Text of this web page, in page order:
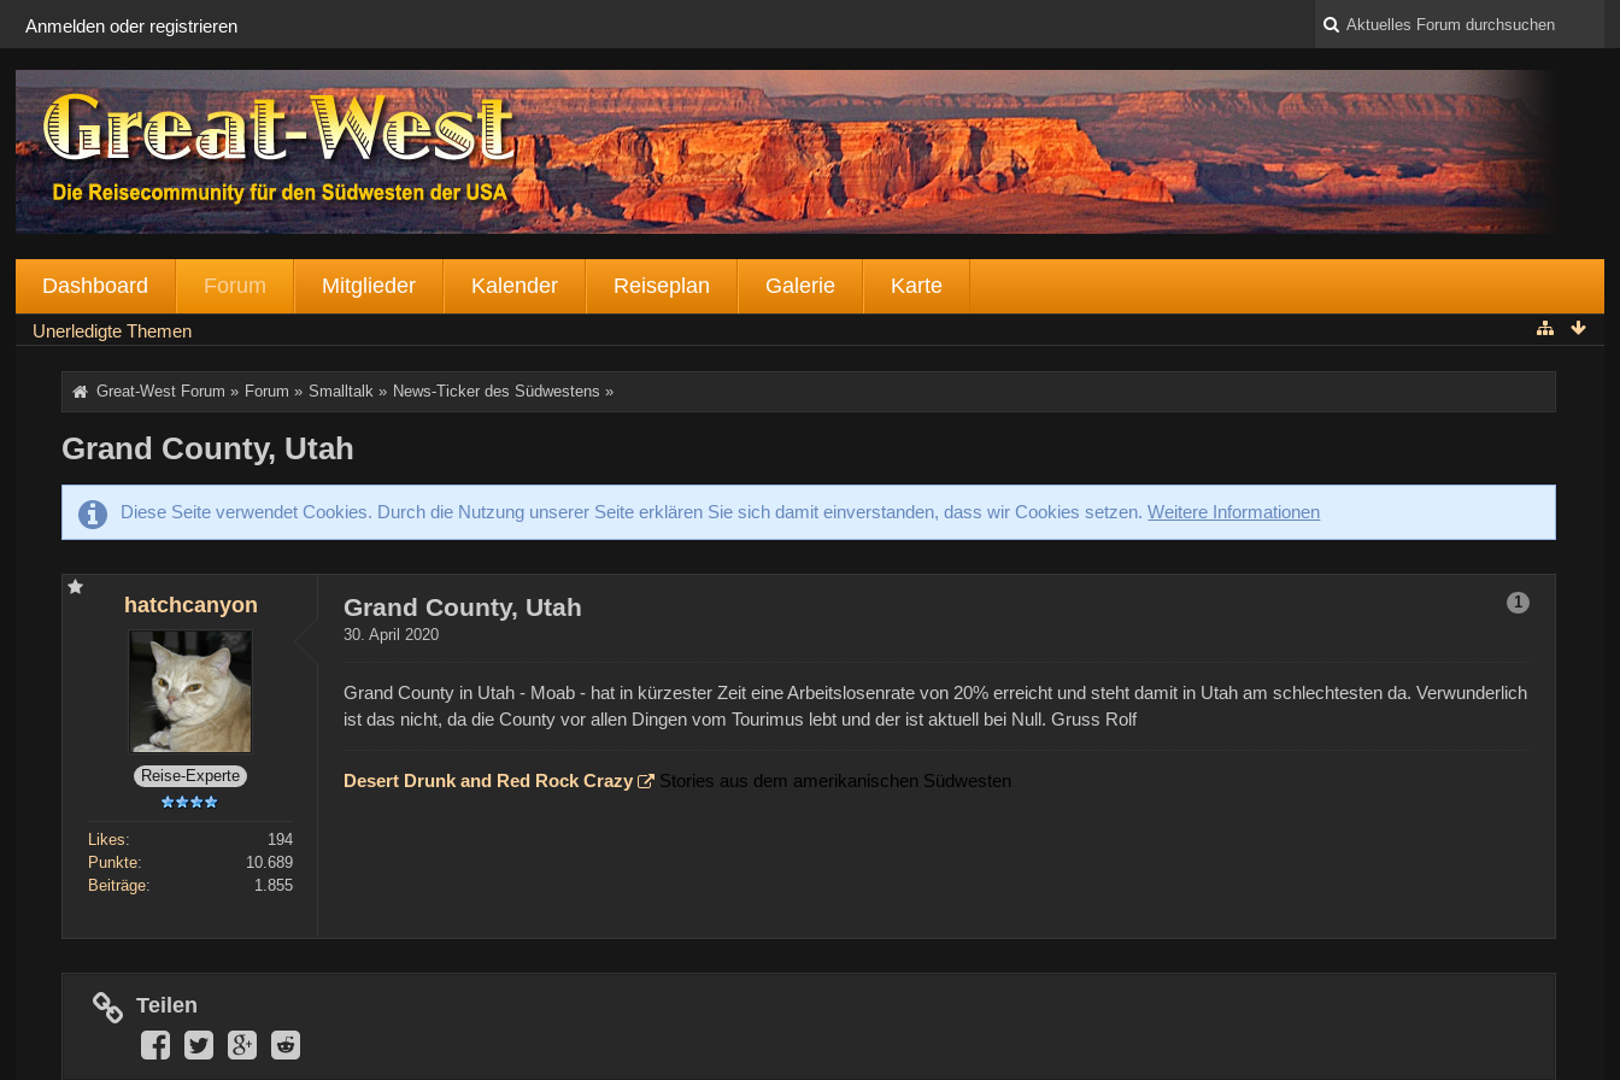
Anmelden oder registrieren
Dashboard Forum Mitglieder Kalender Reiseplan Galerie Karte
Unerledigte Themen
Great-West Forum » Forum » Smalltalk » News-Ticker des Südwestens »
Grand County, Utah
Diese Seite verwendet Cookies. Durch die Nutzung unserer Seite erklären Sie sich damit einverstanden, dass wir Cookies setzen.Weitere Informationen
hatchcanyon
Reise-Experte
Likes
194
Punkte
10.689
Beiträge
1.855
1
Grand County, Utah
30. April 2020
Grand County in Utah - Moab - hat in kürzester Zeit eine Arbeitslosenrate von 20% erreicht und steht damit in Utah am schlechtesten da. Verwunderlich
ist das nicht, da die County vor allen Dingen vom Tourimus lebt und der ist aktuell bei Null. Gruss Rolf
Desert Drunk and Red Rock Crazy Stories aus dem amerikanischen Südwesten
Teilen